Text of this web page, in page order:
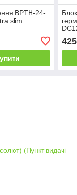
BPTH-24-
slim
425
(Пункт видачі